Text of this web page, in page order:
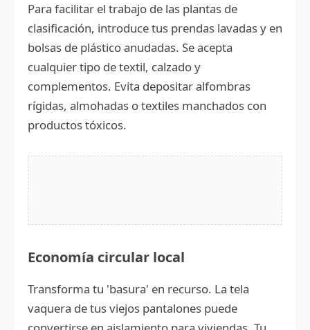
Para facilitar el trabajo de las plantas de
clasificación, introduce tus prendas lavadas y en
bolsas de plástico anudadas. Se acepta
cualquier tipo de textil, calzado y
complementos. Evita depositar alfombras
rígidas, almohadas o textiles manchados con
productos tóxicos.
Economía circular local
Transforma tu 'basura' en recurso. La tela
vaquera de tus viejos pantalones puede